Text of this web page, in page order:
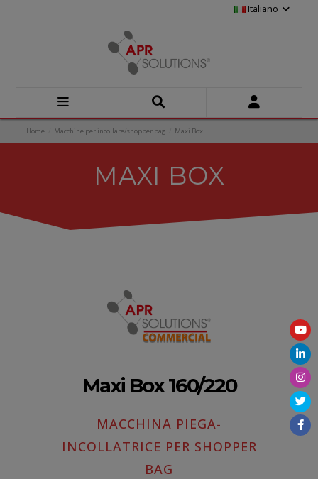
Italiano
Home Macchine per incollare/shopper bag Maxi Box
MAXI BOX
Maxi Box 160/220
MACCHINA PIEGA-
INCOLLATRICE PER SHOPPER
BAG